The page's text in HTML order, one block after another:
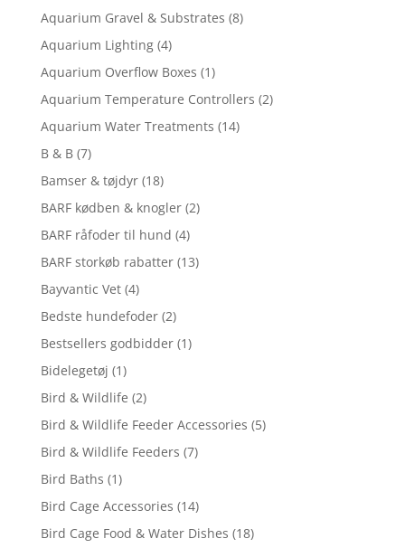
Aquarium Gravel & Substrates (8)
Aquarium Lighting (4)
Aquarium Overflow Boxes (1)
Aquarium Temperature Controllers (2)
Aquarium Water Treatments (14)
B & B (7)
Bamser & tøjdyr (18)
BARF kødben & knogler (2)
BARF råfoder til hund (4)
BARF storkøb rabatter (13)
Bayvantic Vet (4)
Bedste hundefoder (2)
Bestsellers godbidder (1)
Bidelegetøj (1)
Bird & Wildlife (2)
Bird & Wildlife Feeder Accessories (5)
Bird & Wildlife Feeders (7)
Bird Baths (1)
Bird Cage Accessories (14)
Bird Cage Food & Water Dishes (18)